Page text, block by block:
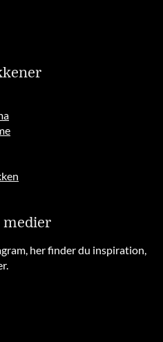
medier
her finder du inspiration,